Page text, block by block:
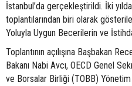
İstanbul’da gerçekleştirildi. İki
toplantılarından biri olarak
Yoluyla Uygun Becerilerin ve
Toplantının açılışına Başbakan
Bakanı Nabi Avcı, OECD Genel
ve Borsalar Birliği (TOBB)